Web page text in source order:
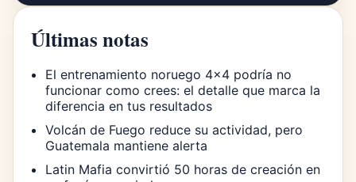
Últimas notas
El entrenamiento noruego 4×4 podría no
funcionar como crees: el detalle que marca la
diferencia en tus resultados
Volcán de Fuego reduce su actividad, pero
Guatemala mantiene alerta
Latin Mafia convirtió 50 horas de creación en